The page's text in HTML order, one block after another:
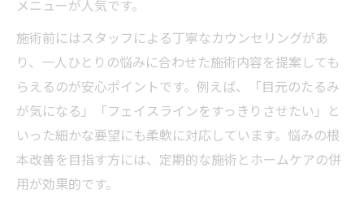
メニューが人気です。
施術前にはスタッフによる丁寧なカウンセリングがあ
り、一人ひとりの悩みに合わせた施術内容を提案しても
らえるのが安心ポイントです。例えば、「目元のたるみ
が気になる」「フェイスラインをすっきりさせたい」と
いった細かな要望にも柔軟に対応しています。悩みの根
本改善を目指す方には、定期的な施術とホームケアの併
用が効果的です。